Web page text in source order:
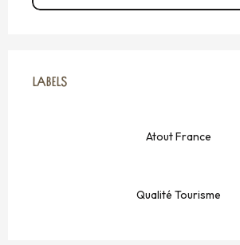
LABELS
LABELS
Atout France
Qualité Tourisme